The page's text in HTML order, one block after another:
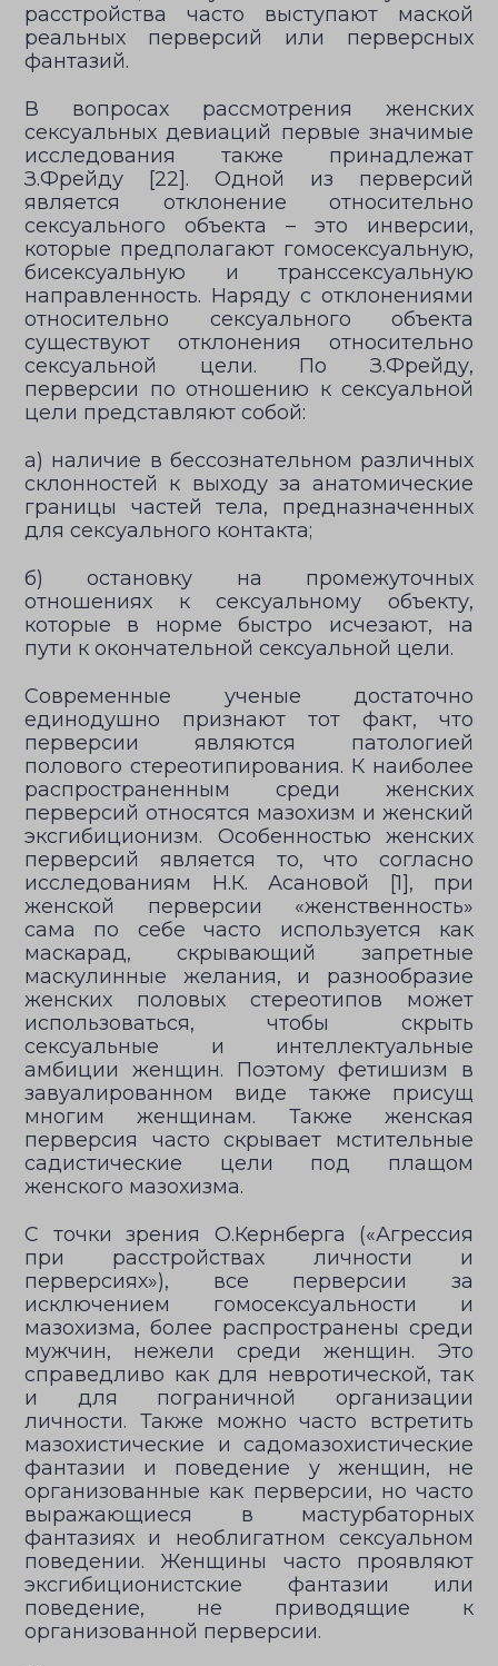
расстройства часто выступают маской
реальных перверсий или перверсных
фантазий.
В вопросах рассмотрения женских
сексуальных девиаций первые значимые
исследования также принадлежат
З.Фрейду [22]. Одной из перверсий
является отклонение относительно
сексуального объекта – это инверсии,
которые предполагают гомосексуальную,
бисексуальную и транссексуальную
направленность. Наряду с отклонениями
относительно сексуального объекта
существуют отклонения относительно
сексуальной цели. По З.Фрейду,
перверсии по отношению к сексуальной
цели представляют собой:
а) наличие в бессознательном различных
склонностей к выходу за анатомические
границы частей тела, предназначенных
для сексуального контакта;
б) остановку на промежуточных
отношениях к сексуальному объекту,
которые в норме быстро исчезают, на
пути к окончательной сексуальной цели.
Современные ученые достаточно
единодушно признают тот факт, что
перверсии являются патологией
полового стереотипирования. К наиболее
распространенным среди женских
перверсий относятся мазохизм и женский
эксгибиционизм. Особенностью женских
перверсий является то, что согласно
исследованиям Н.К. Асановой [1], при
женской перверсии «женственность»
сама по себе часто используется как
маскарад, скрывающий запретные
маскулинные желания, и разнообразие
женских половых стереотипов может
использоваться, чтобы скрыть
сексуальные и интеллектуальные
амбиции женщин. Поэтому фетишизм в
завуалированном виде также присущ
многим женщинам. Также женская
перверсия часто скрывает мстительные
садистические цели под плащом
женского мазохизма.
С точки зрения О.Кернберга («Агрессия
при расстройствах личности и
перверсиях»), все перверсии за
исключением гомосексуальности и
мазохизма, более распространены среди
мужчин, нежели среди женщин. Это
справедливо как для невротической, так
и для пограничной организации
личности. Также можно часто встретить
мазохистические и садомазохистические
фантазии и поведение у женщин, не
организованные как перверсии, но часто
выражающиеся в мастурбаторных
фантазиях и необлигатном сексуальном
поведении. Женщины часто проявляют
эксгибиционистские фантазии или
поведение, не приводящие к
организованной перверсии.